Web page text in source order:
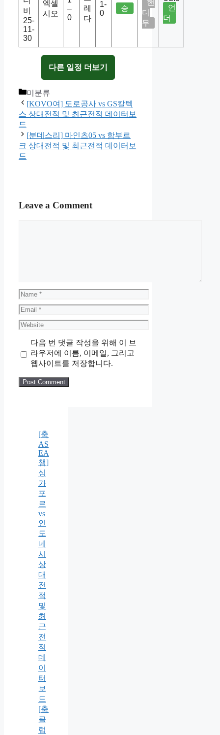
비
25-
11-
30
엑셀
시오
–
0
레
다
1-
0
승
핸
디
무
언
더
다른 일정 더보기
Categories
미분류
[KOVO여] 도로공사 vs GS칼텍
스 상대전적 및 최근전적 데이터보
드
[분데스리] 마인츠05 vs 함부르
크 상대전적 및 최근전적 데이터보
드
Leave a Comment
Name
Email
Website
다음 번 댓글 작성을 위해 이 브
라우저에 이름, 이메일, 그리고
웹사이트를 저장합니다.
[축
AS
EA
챔]
싱
가
포
르
vs
인
도
네
시
상
대
전
적
및
최
근
전
적
데
이
터
보
드
[축
클
럽